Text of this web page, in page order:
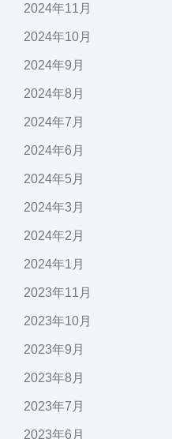
2024年11月
2024年10月
2024年9月
2024年8月
2024年7月
2024年6月
2024年5月
2024年3月
2024年2月
2024年1月
2023年11月
2023年10月
2023年9月
2023年8月
2023年7月
2023年6月